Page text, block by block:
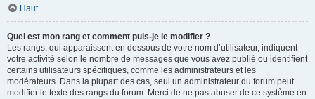
Haut
Quel est mon rang et comment puis-je le modifier ?
Les rangs, qui apparaissent en dessous de votre nom d’utilisateur, indiquent
votre activité selon le nombre de messages que vous avez publié ou identifient
certains utilisateurs spécifiques, comme les administrateurs et les
modérateurs. Dans la plupart des cas, seul un administrateur du forum peut
modifier le texte des rangs du forum. Merci de ne pas abuser de ce système en